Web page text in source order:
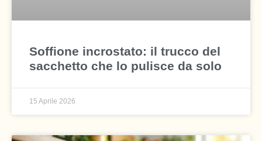
Soffione incrostato: il trucco del
sacchetto che lo pulisce da solo
15 Aprile 2026